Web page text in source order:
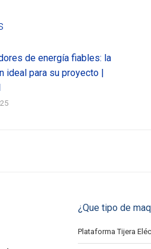
de energía fiables: la
ideal para su proyecto |
¿Que tipo de
Plataforma Tijera